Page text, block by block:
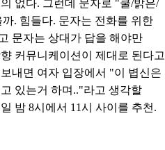
없다. 그런데 문자로 "쿨/밝은/
. 힘들다. 문자는 전화를 위한
문자는 상대가 답을 해야만
커뮤니케이션이 제대로 된다고
내면 여자 입장에서 "이 볍신은
있는거 하며.."라고 생각할
밤 8시에서 11시 사이를 추천.